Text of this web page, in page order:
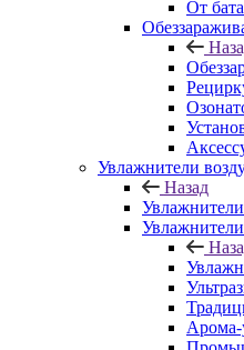
От
Увлажнители
Назад
Увлажнители
Увлажнители
Арома-